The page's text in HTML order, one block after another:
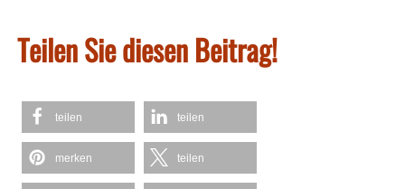
Teilen Sie diesen Beitrag!
teilen teilen
merken teilen